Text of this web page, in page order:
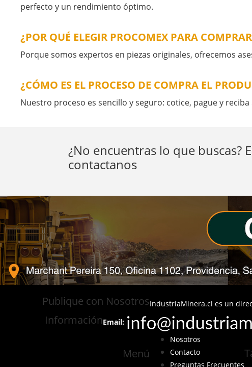
perfecto y un rendimiento óptimo.
¿POR QUÉ ELEGIR PROCOMEX PARA
Porque somos expertos en piezas originales, ofrecemos
¿CÓMO ES EL PROCESO DE COMPRA EL
Nuestro proceso es sencillo y seguro: cotice, pague y
¿No encuentras lo que
contactanos
Publique con NosotrosIndustriaMinera.cl es un
InformaciónEmail:
Menú
Nosotros
Contacto
Preguntas Frecuentes